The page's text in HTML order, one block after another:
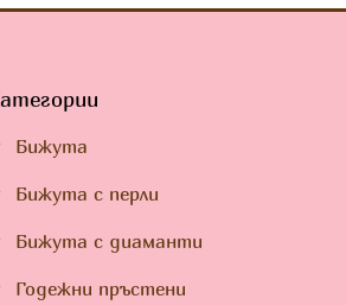
Бижута
Бижута с перли
Бижута с диаманти
Годежни пръстени